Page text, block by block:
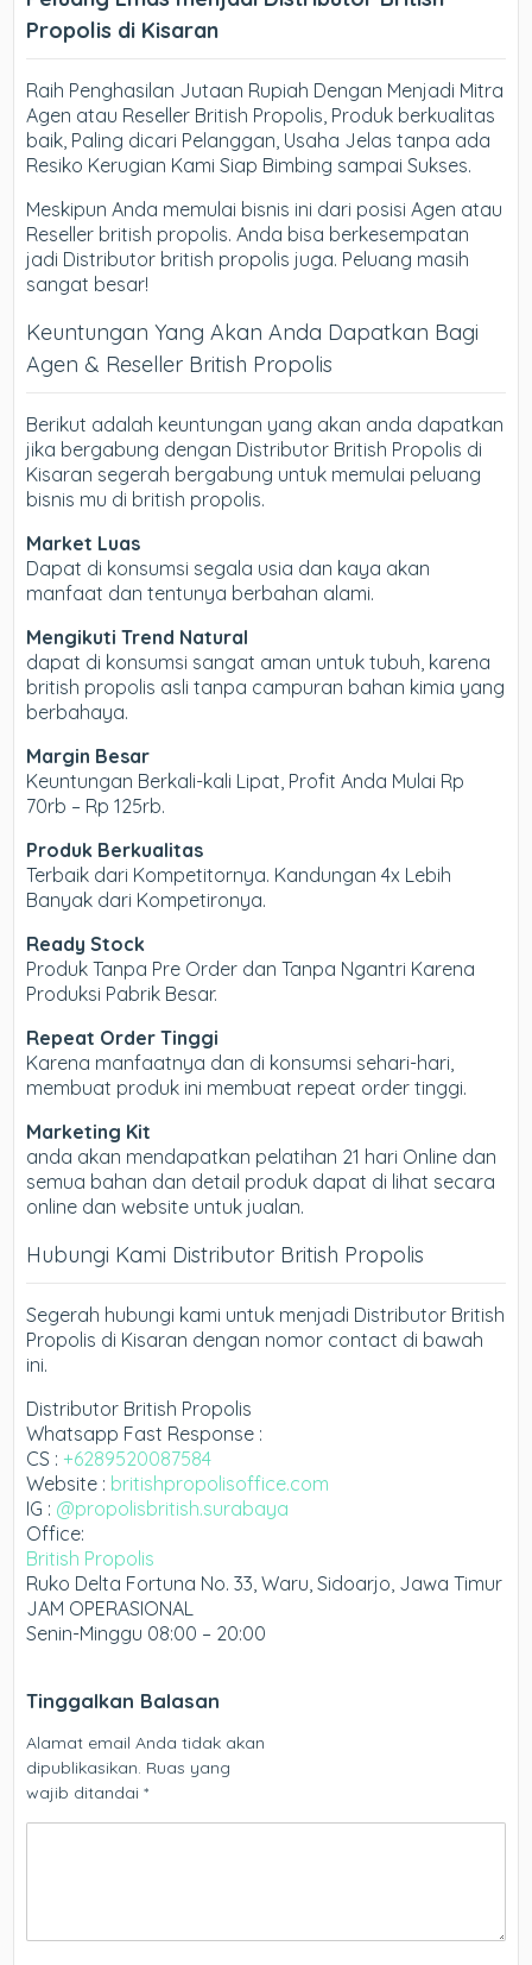
Propolis di Kisaran
Raih Penghasilan Jutaan Rupiah Dengan Menjadi Mitra
Agen atau Reseller British Propolis, Produk berkualitas
baik, Paling dicari Pelanggan, Usaha Jelas tanpa ada
Resiko Kerugian Kami Siap Bimbing sampai Sukses.
Meskipun Anda memulai bisnis ini dari posisi Agen atau
Reseller british propolis. Anda bisa berkesempatan
jadi Distributor british propolis juga. Peluang masih
sangat besar!
Keuntungan Yang Akan Anda Dapatkan Bagi
Agen & Reseller British Propolis
Berikut adalah keuntungan yang akan anda dapatkan
jika bergabung dengan Distributor British Propolis di
Kisaran segerah bergabung untuk memulai peluang
bisnis mu di british propolis.
Market Luas
Dapat di konsumsi segala usia dan kaya akan
manfaat dan tentunya berbahan alami.
Mengikuti Trend Natural
dapat di konsumsi sangat aman untuk tubuh, karena
british propolis asli tanpa campuran bahan kimia yang
berbahaya.
Margin Besar
Keuntungan Berkali-kali Lipat, Profit Anda Mulai Rp
70rb – Rp 125rb.
Produk Berkualitas
Terbaik dari Kompetitornya. Kandungan 4x Lebih
Banyak dari Kompetironya.
Ready Stock
Produk Tanpa Pre Order dan Tanpa Ngantri Karena
Produksi Pabrik Besar.
Repeat Order Tinggi
Karena manfaatnya dan di konsumsi sehari-hari,
membuat produk ini membuat repeat order tinggi.
Marketing Kit
anda akan mendapatkan pelatihan 21 hari Online dan
semua bahan dan detail produk dapat di lihat secara
online dan website untuk jualan.
Hubungi Kami Distributor British Propolis
Segerah hubungi kami untuk menjadi Distributor British
Propolis di Kisaran dengan nomor contact di bawah
ini.
Distributor British Propolis
Whatsapp Fast Response :
CS : +6289520087584
Website : britishpropolisoffice.com
IG : @propolisbritish.surabaya
Office:
British Propolis
Ruko Delta Fortuna No. 33, Waru, Sidoarjo, Jawa Timur
JAM OPERASIONAL
Senin-Minggu 08:00 – 20:00
Tinggalkan Balasan
Alamat email Anda tidak akan
dipublikasikan. Ruas yang
wajib ditandai*